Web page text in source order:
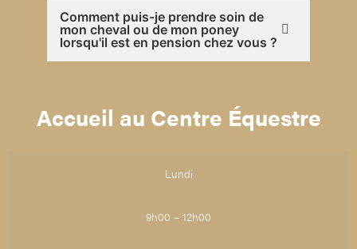
Comment puis-je prendre soin de
mon cheval ou de mon poney
lorsqu'il est en pension chez vous ?
Accueil au Centre Équestre
Lundi
9h00 – 12h00